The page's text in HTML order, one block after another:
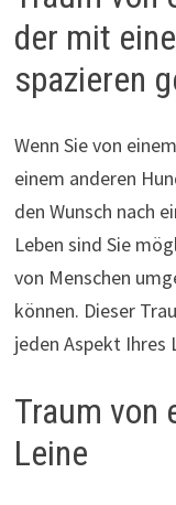
der mit
spazieren
Wenn Sie von
einem anderen
den Wunsch nach
Leben sind Sie
von Menschen
können. Dieser
jeden Aspekt Ihres
Traum von
Leine